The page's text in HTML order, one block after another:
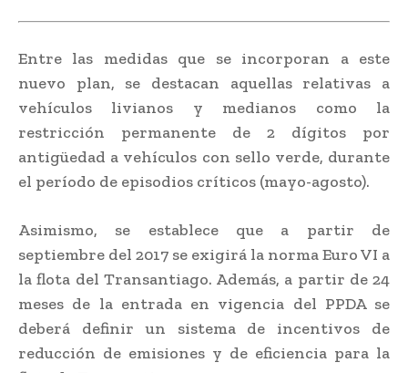
Entre las medidas que se incorporan a este
nuevo plan, se destacan aquellas relativas a
vehículos livianos y medianos como la
restricción permanente de 2 dígitos por
antigüedad a vehículos con sello verde, durante
el período de episodios críticos (mayo-agosto).
Asimismo, se establece que a partir de
septiembre del 2017 se exigirá la norma Euro VI a
la flota del Transantiago. Además, a partir de 24
meses de la entrada en vigencia del PPDA se
deberá definir un sistema de incentivos de
reducción de emisiones y de eficiencia para la